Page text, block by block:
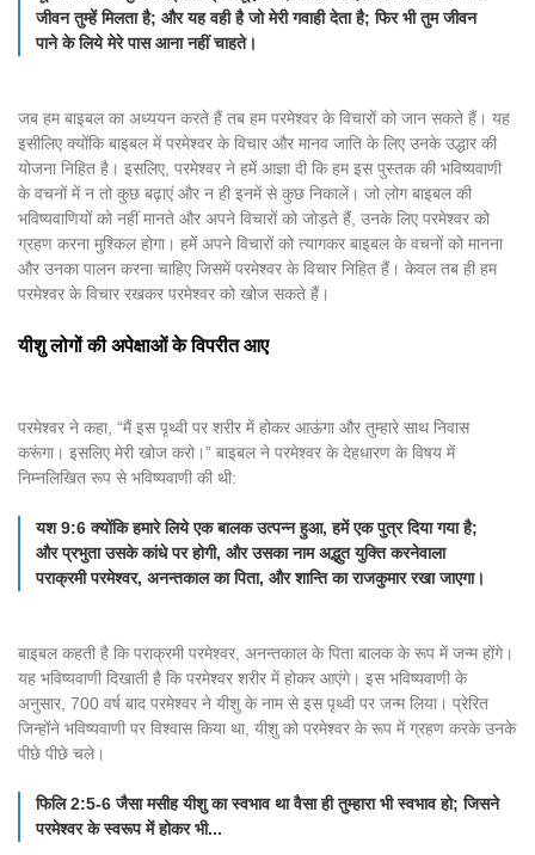
जीवन तुम्हें मिलता है; और यह वही है जो मेरी गवाही देता है; फिर भी तुम जीवन
पाने के लिये मेरे पास आना नहीं चाहते।
जब हम बाइबल का अध्ययन करते हैं तब हम परमेश्वर के विचारों को जान सकते हैं। यह
इसीलिए क्योंकि बाइबल में परमेश्वर के विचार और मानव जाति के लिए उनके उद्धार की
योजना निहित है। इसलिए, परमेश्वर ने हमें आज्ञा दी कि हम इस पुस्तक की भविष्यवाणी
के वचनों में न तो कुछ बढ़ाएं और न ही इनमें से कुछ निकालें। जो लोग बाइबल की
भविष्यवाणियों को नहीं मानते और अपने विचारों को जोड़ते हैं, उनके लिए परमेश्वर को
ग्रहण करना मुश्किल होगा। हमें अपने विचारों को त्यागकर बाइबल के वचनों को मानना
और उनका पालन करना चाहिए जिसमें परमेश्वर के विचार निहित हैं। केवल तब ही हम
परमेश्वर के विचार रखकर परमेश्वर को खोज सकते हैं।
यीशु लोगों की अपेक्षाओं के विपरीत आए
परमेश्वर ने कहा, “मैं इस पृथ्वी पर शरीर में होकर आऊंगा और तुम्हारे साथ निवास
करूंगा। इसलिए मेरी खोज करो।” बाइबल ने परमेश्वर के देहधारण के विषय में
निम्नलिखित रूप से भविष्यवाणी की थी:
यश 9:6 क्योंकि हमारे लिये एक बालक उत्पन्न हुआ, हमें एक पुत्र दिया गया है;
और प्रभुता उसके कांधे पर होगी, और उसका नाम अद्भुत युक्ति करनेवाला
पराक्रमी परमेश्वर, अनन्तकाल का पिता, और शान्ति का राजकुमार रखा जाएगा।
बाइबल कहती है कि पराक्रमी परमेश्वर, अनन्तकाल के पिता बालक के रूप में जन्म होंगे।
यह भविष्यवाणी दिखाती है कि परमेश्वर शरीर में होकर आएंगे। इस भविष्यवाणी के
अनुसार, 700 वर्ष बाद परमेश्वर ने यीशु के नाम से इस पृथ्वी पर जन्म लिया। प्रेरित
जिन्होंने भविष्यवाणी पर विश्वास किया था, यीशु को परमेश्वर के रूप में ग्रहण करके उनके
पीछे पीछे चले।
फिलि 2:5-6 जैसा मसीह यीशु का स्वभाव था वैसा ही तुम्हारा भी स्वभाव हो; जिसने
परमेश्वर के स्वरूप में होकर भी...